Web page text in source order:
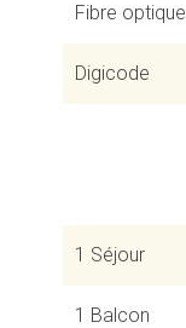
Fibre optique
Digicode
1 Séjour
1 Balcon